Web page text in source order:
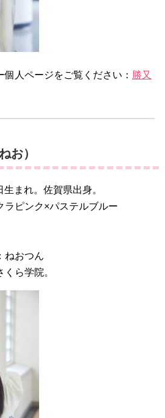
人ページをご覧ください： 勝又
お）
まれ。佐賀県出身。
ラピンク×パステルブルー
ねおつん
ら学院。